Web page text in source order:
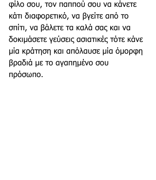
φίλο σου, τον παππού σου να κάνετε
κάτι διαφορετικό, να βγείτε από το
σπίτι, να βάλετε τα καλά σας και να
δοκιμάσετε γεύσεις ασιατικές τότε κάνε
μία κράτηση και απόλαυσε μία όμορφη
βραδιά με το αγαπημένο σου
πρόσωπο.